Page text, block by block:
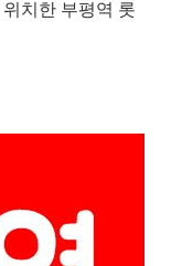
치한 부평역 롯